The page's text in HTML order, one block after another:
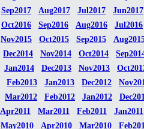
Sep2017 Aug2017 Jul2017
Jun2017
Oct2016 Sep2016 Aug2016
Jul2016
Nov2015 Oct2015 Sep2015
Dec2014 Nov2014 Oct2014
Jan2014 Dec2013 Nov2013
Feb2013 Jan2013 Dec2012
Mar2012 Feb2012 Jan2012
Apr2011 Mar2011 Feb2011
Jan2011
May2010 Apr2010 Mar2010